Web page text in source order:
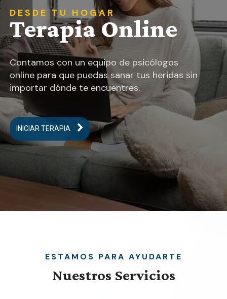
INICIAR TERAPIA
DESDE TU HOGAR
Terapia Online
Contamos con un equipo de psicólogos
online para que puedas sanar tus heridas sin
importar dónde te encuentres.
ESTAMOS PARA AYUDARTE
Nuestros Servicios